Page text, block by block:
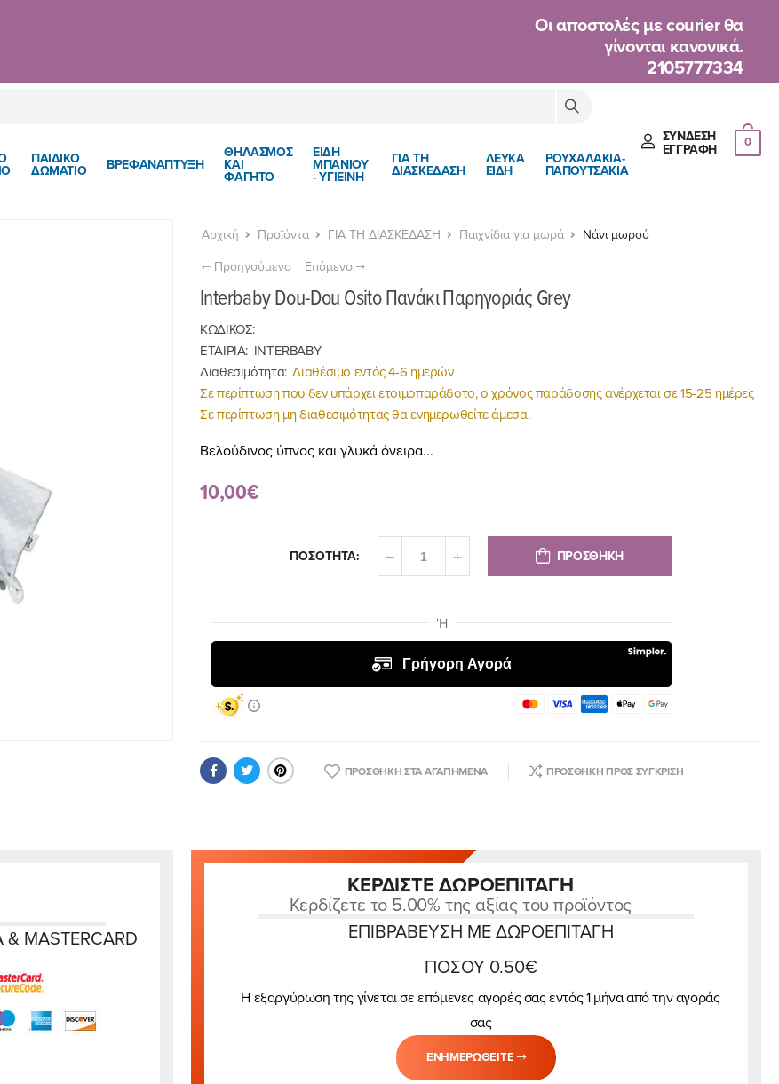
Oι αποστολές με courier θα
γίνονται κανονικά.
2105777334
ΠΑΙΔΙΚΌ
ΔΩΜΆΤΙΟ
ΒΡΕΦΑΝΑΠΤΥΞΗ
ΘΗΛΑΣΜΟΣ
ΚΑΙ
ΦΑΓΗΤΟ
ΕΙΔΗ
ΜΠΑΝΙΟΥ
- ΥΓΙΕΙΝΗ
ΓΙΑ ΤΗ
ΔΙΑΣΚΕΔΑΣΗ
ΛΕΥΚΑ
ΕΙΔΗ
ΡΟΥΧΑΛΑΚΙΑ-
ΠΑΠΟΥΤΣΑΚΙΑ
ΣΎΝΔΕΣΗ
ΈΓΓΡΑΦΉ
0
Αρχική Προϊόντα ΓΙΑ ΤΗ ΔΙΑΣΚΕΔΑΣΗ Παιχνίδια για μωρά Νάνι μωρού
Προηγούμενο Επόμενο
Interbaby Dou-Dou Osito Πανάκι Παρηγοριάς Grey
ΚΩΔΙΚΟΣ:
ΕΤΑΙΡΙΑ: INTERBABY
Διαθεσιμότητα: Διαθέσιμο εντός 4-6 ημερών
Σε περίπτωση που δεν υπάρχει ετοιμοπαράδοτο, ο χρόνος παράδοσης ανέρχεται σε 15-25 ημέρες
Σε περίπτωση μη διαθεσιμότητας θα ενημερωθείτε άμεσα.
Βελούδινος ύπνος και γλυκά όνειρα...
10,00€
ΠΟΣΟΤΗΤΑ: ΠΡΟΣΘΗΚΗ
ΠΡΟΣΘΉΚΗ ΣΤΑ ΑΓΑΠΗΜΈΝΑ ΠΡΟΣΘΉΚΗ ΠΡΟΣ ΣΎΓΚΡΙΣΗ
MASTERCARD
ΚΕΡΔΊΣΤΕ ΔΩΡΟΕΠΙΤΑΓΉ
Κερδίζετε το 5.00% της αξίας του προϊόντος
ΕΠΙΒΡΆΒΕΥΣΗ ΜΕ ΔΩΡΟΕΠΙΤΑΓΉ
ΠΟΣΟΎ 0.50€
Η εξαργύρωση της γίνεται σε επόμενες αγορές σας εντός 1 μήνα από την αγοράς
σας
ΕΝΗΜΕΡΩΘΕΊΤΕ